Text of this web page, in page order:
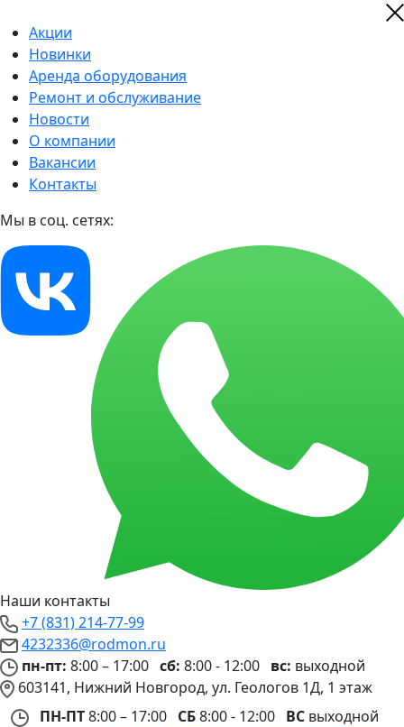
Акции
Новинки
Аренда оборудования
Ремонт и обслуживание
Новости
О компании
Вакансии
Контакты
Мы в соц. сетях:
Наши контакты
+7 (831) 214-77-99
4232336@rodmon.ru
пн-пт: 8:00 – 17:00 сб: 8:00 - 12:00 вс: выходной
603141, Нижний Новгород, ул. Геологов 1Д, 1 этаж
ПН-ПТ8:00 – 17:00 СБ8:00 - 12:00 ВС выходной